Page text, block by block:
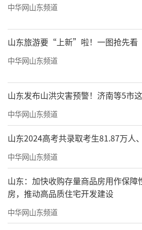
打开了一扇窗户。‌特别是读
就在面前树立一个坐标。大
我写过“小学读50，中学读
要做出息人。”小时候自然
如玉”，但是并没有这么想
息，要为国家出力。所以，
金屋、千钟粟、颜如玉”都
这种读书的劲头。
中华网山东频道
山东旅游要“上新”啦！一图抢先看
中华网山东频道
山东发布山洪灾害预警！济南等5市
中华网山东频道
山东2024高考共录取考生81.87万人
中华网山东频道
山东：加快收购存量商品房用作保障
房，推动高品质住宅开发建设
中华网山东频道